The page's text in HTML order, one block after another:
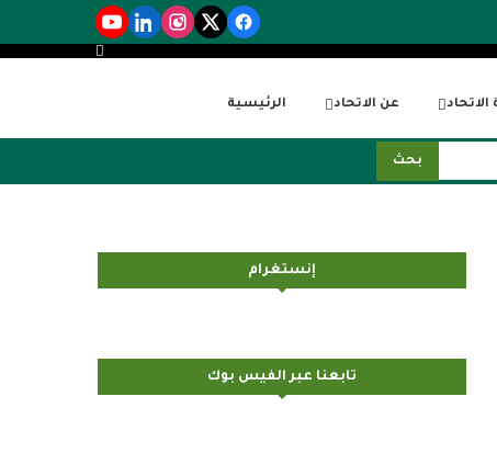
الرئيسية عن الاتحاد الاتحاد
بحث
إنستغرام
تابعنا عبر الفيس بوك